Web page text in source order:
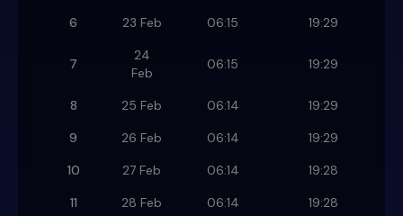
6
23 Feb 06:15 19:29
7
24
Feb
06:15 19:29
8 25 Feb 06:14
19:29
9
26 Feb 06:14
19:29
10
27 Feb 06:14
19:28
11
28 Feb 06:14
19:28